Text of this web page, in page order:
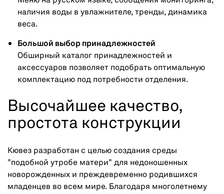
наличия воды в увлажнителе, тренды, динамика
веса.
Большой выбор принадлежностей
Обширный каталог принадлежностей и
аксессуаров позволяет подобрать оптимальную
комплектацию под потребности отделения.
Высочайшее качество,
простота конструкции
Кювез разработан с целью создания среды
"подобной утробе матери" для недоношенных
новорожденных и преждевременно родившихся
младенцев во всем мире. Благодаря многолетнему